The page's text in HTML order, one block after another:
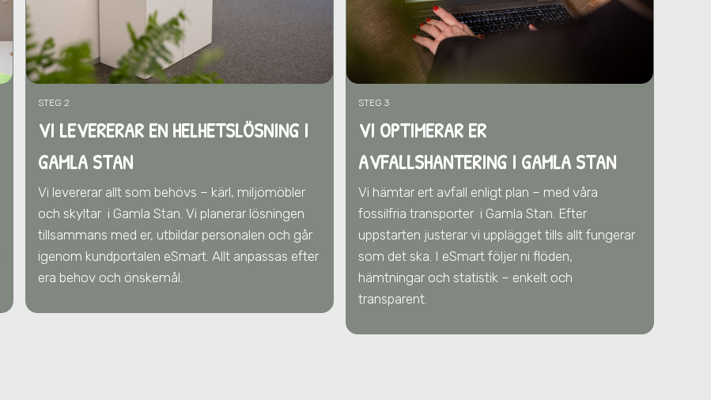
STEG 2
VI LEVERERAR EN HELHETSLÖSNING I
GAMLA STAN
Vi levererar allt som behövs – kärl, miljömöbler
och skyltar i Gamla Stan. Vi planerar lösningen
tillsammans med er, utbildar personalen och går
igenom kundportalen eSmart. Allt anpassas efter
era behov och önskemål.
STEG 3
VI OPTIMERAR ER
AVFALLSHANTERING I GAMLA STAN
Vi hämtar ert avfall enligt plan – med våra
fossilfria transporter i Gamla Stan. Efter
uppstarten justerar vi upplägget tills allt fungerar
som det ska. I eSmart följer ni flöden,
hämtningar och statistik – enkelt och
transparent.